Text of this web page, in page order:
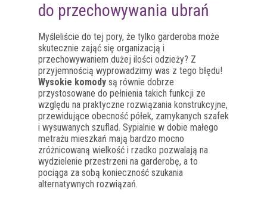
do przechowywania ubrań
Myśleliście do tej pory, że tylko garderoba może
skutecznie zająć się organizacją i
przechowywaniem dużej ilości odzieży? Z
przyjemnością wyprowadzimy was z tego błędu!
Wysokie komody są równie dobrze
przystosowane do pełnienia takich funkcji ze
względu na praktyczne rozwiązania konstrukcyjne,
przewidujące obecność półek, zamykanych szafek
i wysuwanych szuflad. Sypialnie w dobie małego
metrażu mieszkań mają bardzo mocno
zróżnicowaną wielkość i rzadko pozwalają na
wydzielenie przestrzeni na garderobę, a to
pociąga za sobą konieczność szukania
alternatywnych rozwiązań.